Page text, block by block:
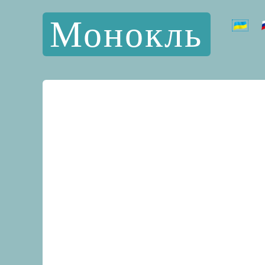
Монокль